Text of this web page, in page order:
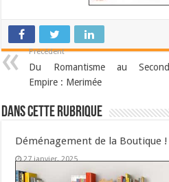
Précédent
Du Romantisme au Second
Empire : Merimée
Dans cette Rubrique
Déménagement de la Boutique !
27 janvier, 2025